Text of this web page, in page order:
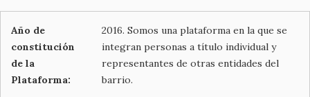
Año de
constitución
de la
Plataforma:
2016. Somos una plataforma en la que se
integran personas a título individual y
representantes de otras entidades del
barrio.